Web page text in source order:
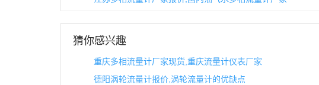
猜你感兴趣
重庆多相流量计厂家现货,重庆流量计仪表厂家
德阳涡轮流量计报价,涡轮流量计的优缺点